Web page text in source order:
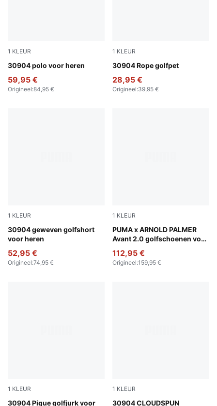
1 KLEUR
30904 polo voor heren
Luso Green
59,95 €
Origineel:84,95 €
1 KLEUR
30904 Rope golfpet
Luso Green
28,95 €
Origineel:39,95 €
1 KLEUR
30904 geweven golfshort
voor heren
Luso Green
52,95 €
Origineel:74,95 €
1 KLEUR
PUMA x ARNOLD PALMER
Avant 2.0 golfschoenen voor
PUMA White-Forest Green
112,95 €
Origineel:159,95 €
1 KLEUR
30904 Pique golfjurk voor
Warm White
1 KLEUR
30904 CLOUDSPUN
Luso Green